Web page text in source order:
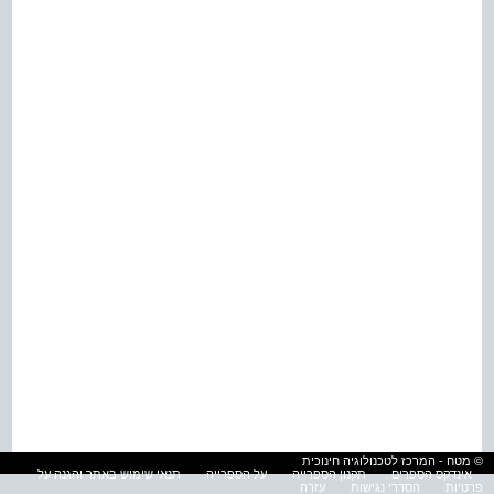
© מטח - המרכז לטכנולוגיה חינוכית
אינדקס הספרים
תקנון הספרייה על הספרייה
תנאי שימוש באתר והגנה על
פרטיות
הסדרי נגישות עזרה